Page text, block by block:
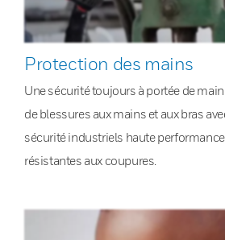
Protection des mains
Une sécurité toujours à portée de
de blessures aux mains et aux bras
sécurité industriels haute
résistantes aux coupures.